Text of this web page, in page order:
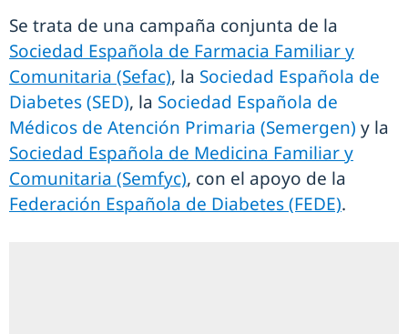
Se trata de una campaña conjunta de la
Sociedad Española de Farmacia Familiar y
Comunitaria (Sefac), la Sociedad Española de
Diabetes (SED), la Sociedad Española de
Médicos de Atención Primaria (Semergen) y la
Sociedad Española de Medicina Familiar y
Comunitaria (Semfyc), con el apoyo de la
Federación Española de Diabetes (FEDE).